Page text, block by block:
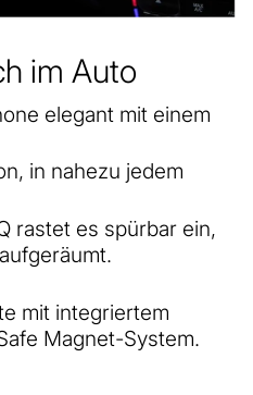
im Auto
elegant mit einem
in nahezu jedem
rastet es spürbar ein,
mit integriertem
Magnet-System.